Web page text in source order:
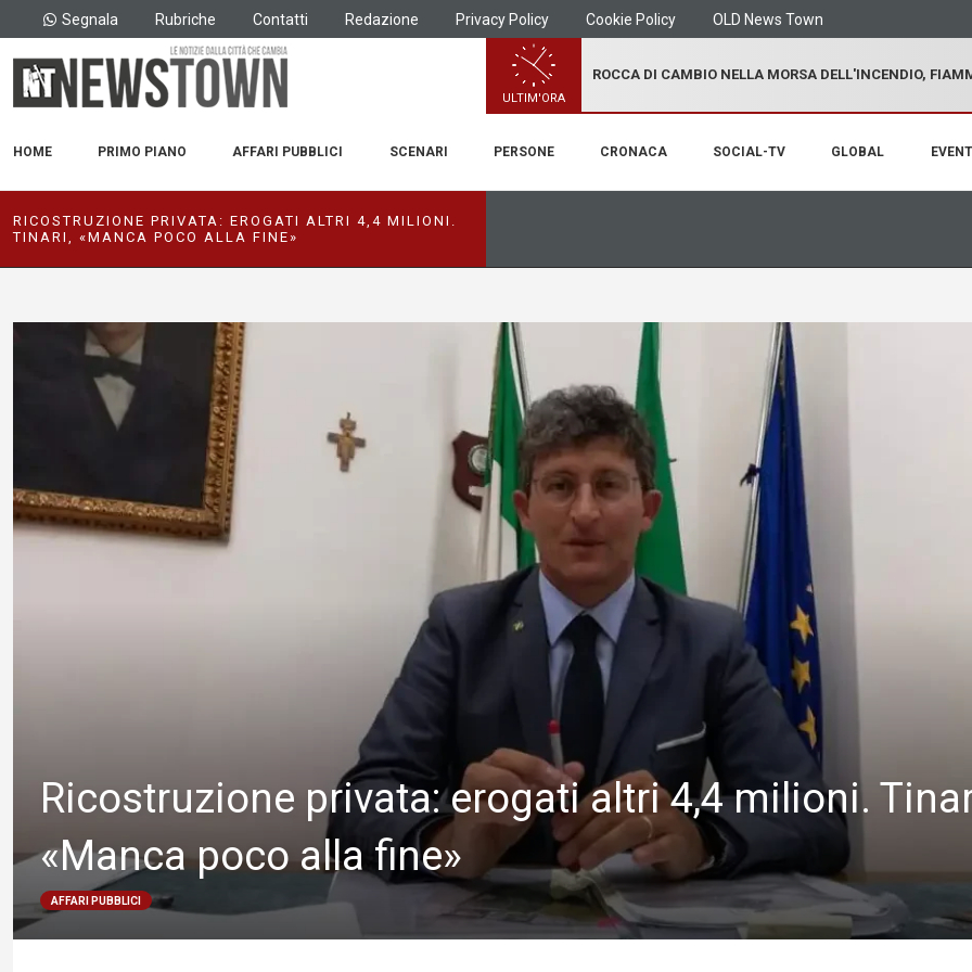
Segnala Rubriche Contatti Redazione Privacy Policy Cookie Policy OLD News Town
ULTIM'ORA
ROCCA DI CAMBIO NELLA MORSA DELL'INCENDIO,
HOME PRIMO PIANO AFFARI PUBBLICI SCENARI PERSONE CRONACA SOCIAL-TV GLOBAL
RICOSTRUZIONE PRIVATA: EROGATI ALTRI 4,4 MILIONI.
TINARI, «MANCA POCO ALLA FINE»
Ricostruzione privata: erogati altri 4,4 milioni.
«Manca poco alla fine»
AFFARI PUBBLICI